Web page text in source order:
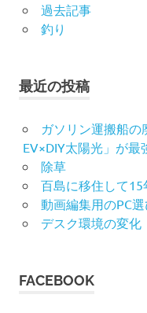
過去記事
釣り
最近の投稿
ガソリン運搬船
EV×DIY太陽光」が
除草
百島に移住して15
動画編集用のPC
デスク環境の変化
FACEBOOK